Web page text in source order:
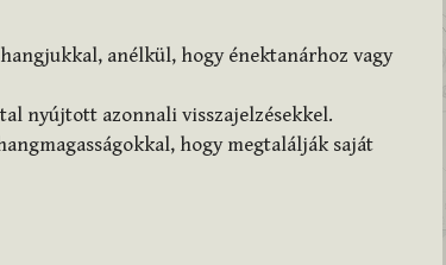
anélkül, hogy énektanárhoz vagy
nyújtott azonnali visszajelzésekkel.
hogy megtalálják saját